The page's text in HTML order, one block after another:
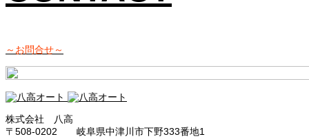
～お問合せ～
株式会社 八高
〒508-0202 岐阜県中津川市下野333番地1